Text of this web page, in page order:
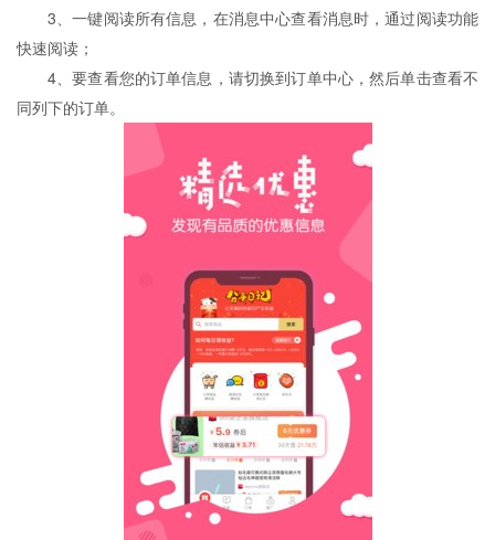
3、一键阅读所有信息，在消息中心查看消息时，通过阅读功能
快速阅读；
4、要查看您的订单信息，请切换到订单中心，然后单击查看不
同列下的订单。